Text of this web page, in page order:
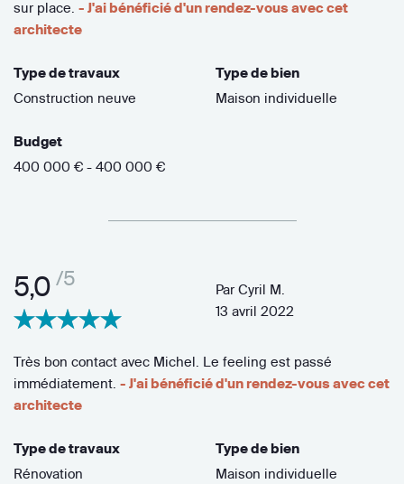
sur place. - J'ai bénéficié d'un rendez-vous avec cet
architecte
Type de travaux
Construction neuve
Type de bien
Maison individuelle
Budget
400 000 € - 400 000 €
5,0 /5 Par Cyril M.
13 avril 2022
Très bon contact avec Michel. Le feeling est passé
immédiatement. - J'ai bénéficié d'un rendez-vous avec cet
architecte
Type de travaux
Rénovation
Type de bien
Maison individuelle